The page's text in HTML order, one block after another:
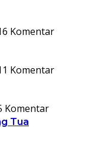
Komentar
Komentar
Komentar
Tua